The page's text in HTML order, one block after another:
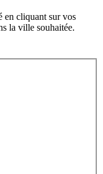
en cliquant sur vos
la ville souhaitée.